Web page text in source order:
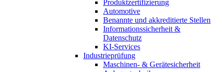
Produktzertifizierung
Automotive
Benannte und akkreditierte Stellen
Informationssicherheit &
Datenschutz
KI-Services
Industrieprüfung
Maschinen- & Gerätesicherheit